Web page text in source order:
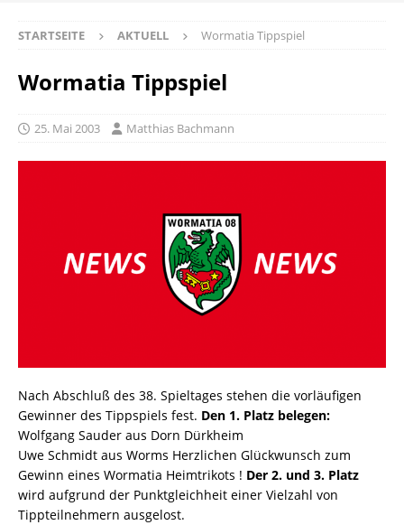
STARTSEITE AKTUELL Wormatia Tippspiel
Wormatia Tippspiel
25. Mai 2003 Matthias Bachmann
Nach Abschluß des 38. Spieltages stehen die vorläufigen
Gewinner des Tippspiels fest. Den 1. Platz belegen:
Wolfgang Sauder aus Dorn Dürkheim
Uwe Schmidt aus Worms Herzlichen Glückwunsch zum
Gewinn eines Wormatia Heimtrikots ! Der 2. und 3. Platz
wird aufgrund der Punktgleichheit einer Vielzahl von
Tippteilnehmern ausgelost.